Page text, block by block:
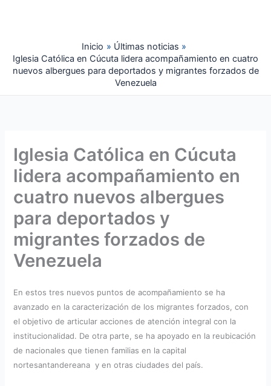
Inicio
Últimas noticias
Iglesia Católica en Cúcuta lidera acompañamiento en cuatro
nuevos albergues para deportados y migrantes forzados de
Venezuela
Iglesia Católica en Cúcuta
lidera acompañamiento en
cuatro nuevos albergues
para deportados y
migrantes forzados de
Venezuela
En estos tres nuevos puntos de acompañamiento se ha
avanzado en la caracterización de los migrantes forzados, con
el objetivo de articular acciones de atención integral con la
institucionalidad. De otra parte, se ha apoyado en la reubicación
de nacionales que tienen familias en la capital
nortesantandereana y en otras ciudades del país.